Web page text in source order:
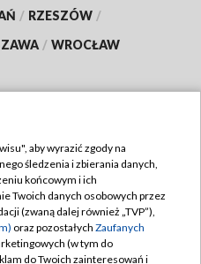
/ RZESZÓW /
/ WROCŁAW
TVP
zgody
aby wyrazić zgody na
śledzenia i zbierania danych,
końcowym i ich
Twoich danych osobowych przez
(zwaną dalej również „TVP”),
oraz pozostałych Zaufanych
(w tym do
do Twoich zainteresowań i